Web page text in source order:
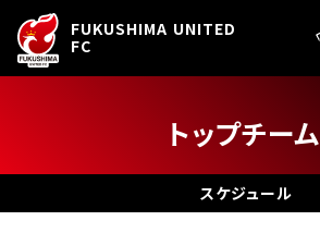
FUKUSHIMA UNITED
FC
トップチーム
選手
スケジュール